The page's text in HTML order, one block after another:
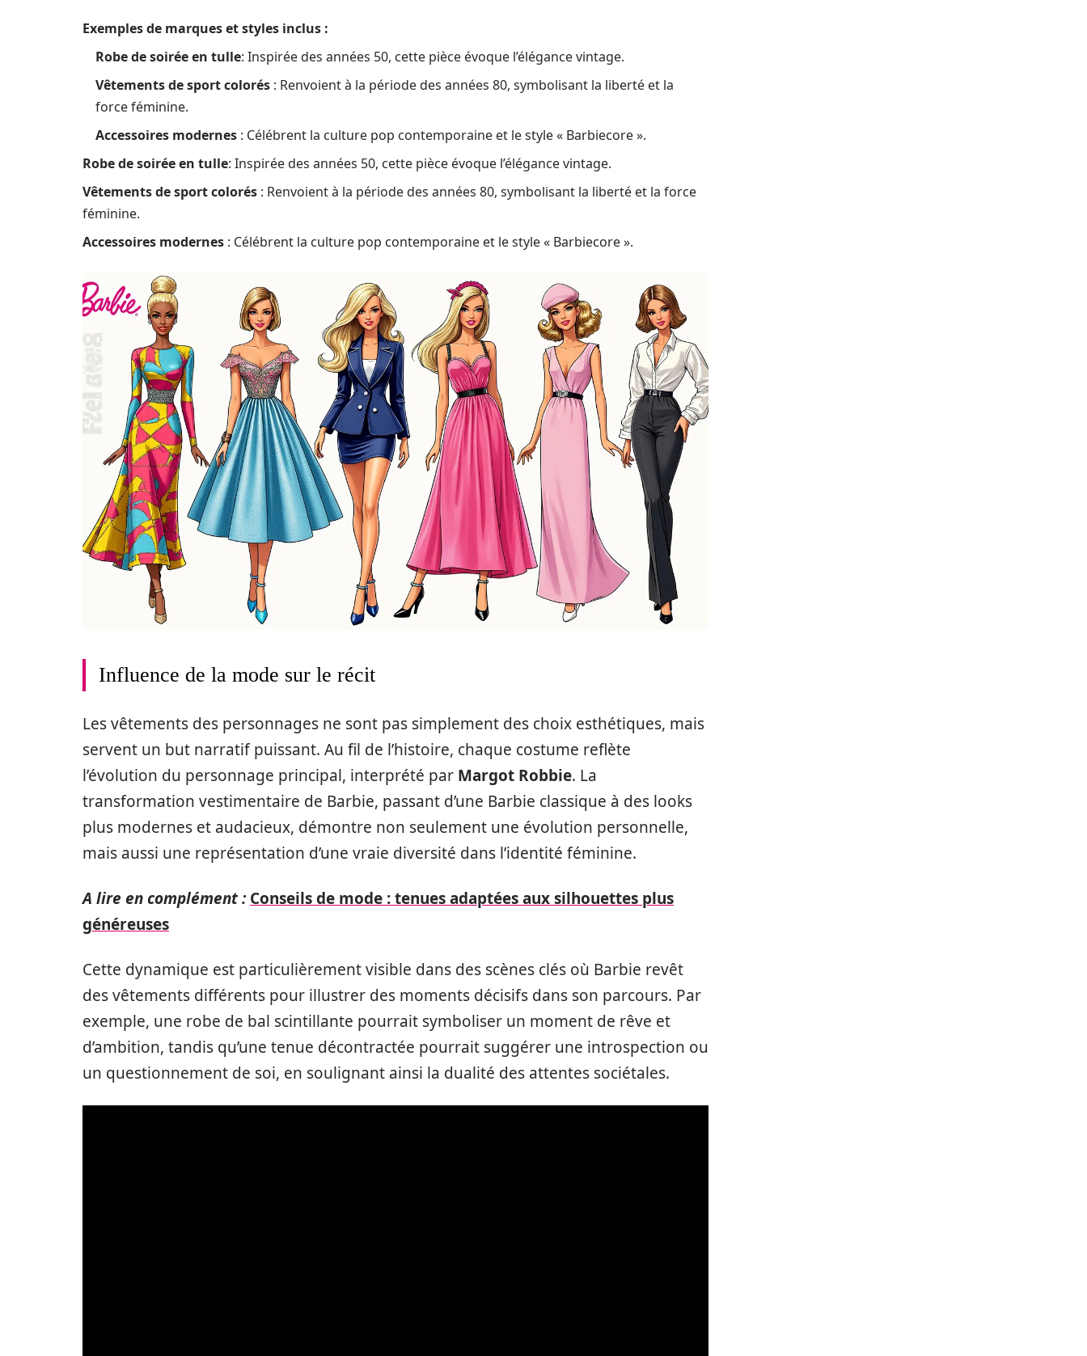
Exemples de marques et styles inclus :
Robe de soirée en tulle: Inspirée des années 50, cette pièce évoque l’élégance vintage.
Vêtements de sport colorés : Renvoient à la période des années 80, symbolisant la liberté et la
force féminine.
Accessoires modernes : Célébrent la culture pop contemporaine et le style « Barbiecore ».
Robe de soirée en tulle: Inspirée des années 50, cette pièce évoque l’élégance vintage.
Vêtements de sport colorés : Renvoient à la période des années 80, symbolisant la liberté et la force
féminine.
Accessoires modernes : Célébrent la culture pop contemporaine et le style « Barbiecore ».
Influence de la mode sur le récit
Les vêtements des personnages ne sont pas simplement des choix esthétiques, mais
servent un but narratif puissant. Au fil de l’histoire, chaque costume reflète
l’évolution du personnage principal, interprété par Margot Robbie. La
transformation vestimentaire de Barbie, passant d’une Barbie classique à des looks
plus modernes et audacieux, démontre non seulement une évolution personnelle,
mais aussi une représentation d’une vraie diversité dans l’identité féminine.
A lire en complément : Conseils de mode : tenues adaptées aux silhouettes plus
généreuses
Cette dynamique est particulièrement visible dans des scènes clés où Barbie revêt
des vêtements différents pour illustrer des moments décisifs dans son parcours. Par
exemple, une robe de bal scintillante pourrait symboliser un moment de rêve et
d’ambition, tandis qu’une tenue décontractée pourrait suggérer une introspection ou
un questionnement de soi, en soulignant ainsi la dualité des attentes sociétales.